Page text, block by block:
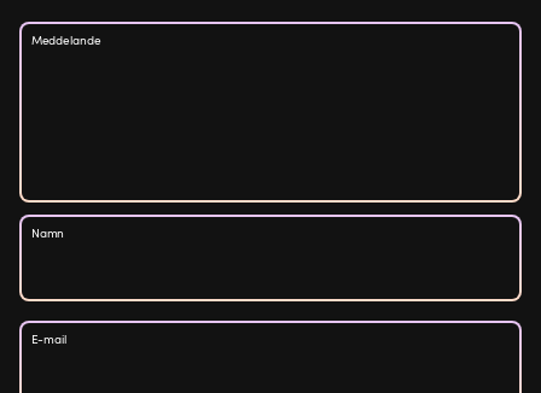
Meddelande
Namn
E-mail